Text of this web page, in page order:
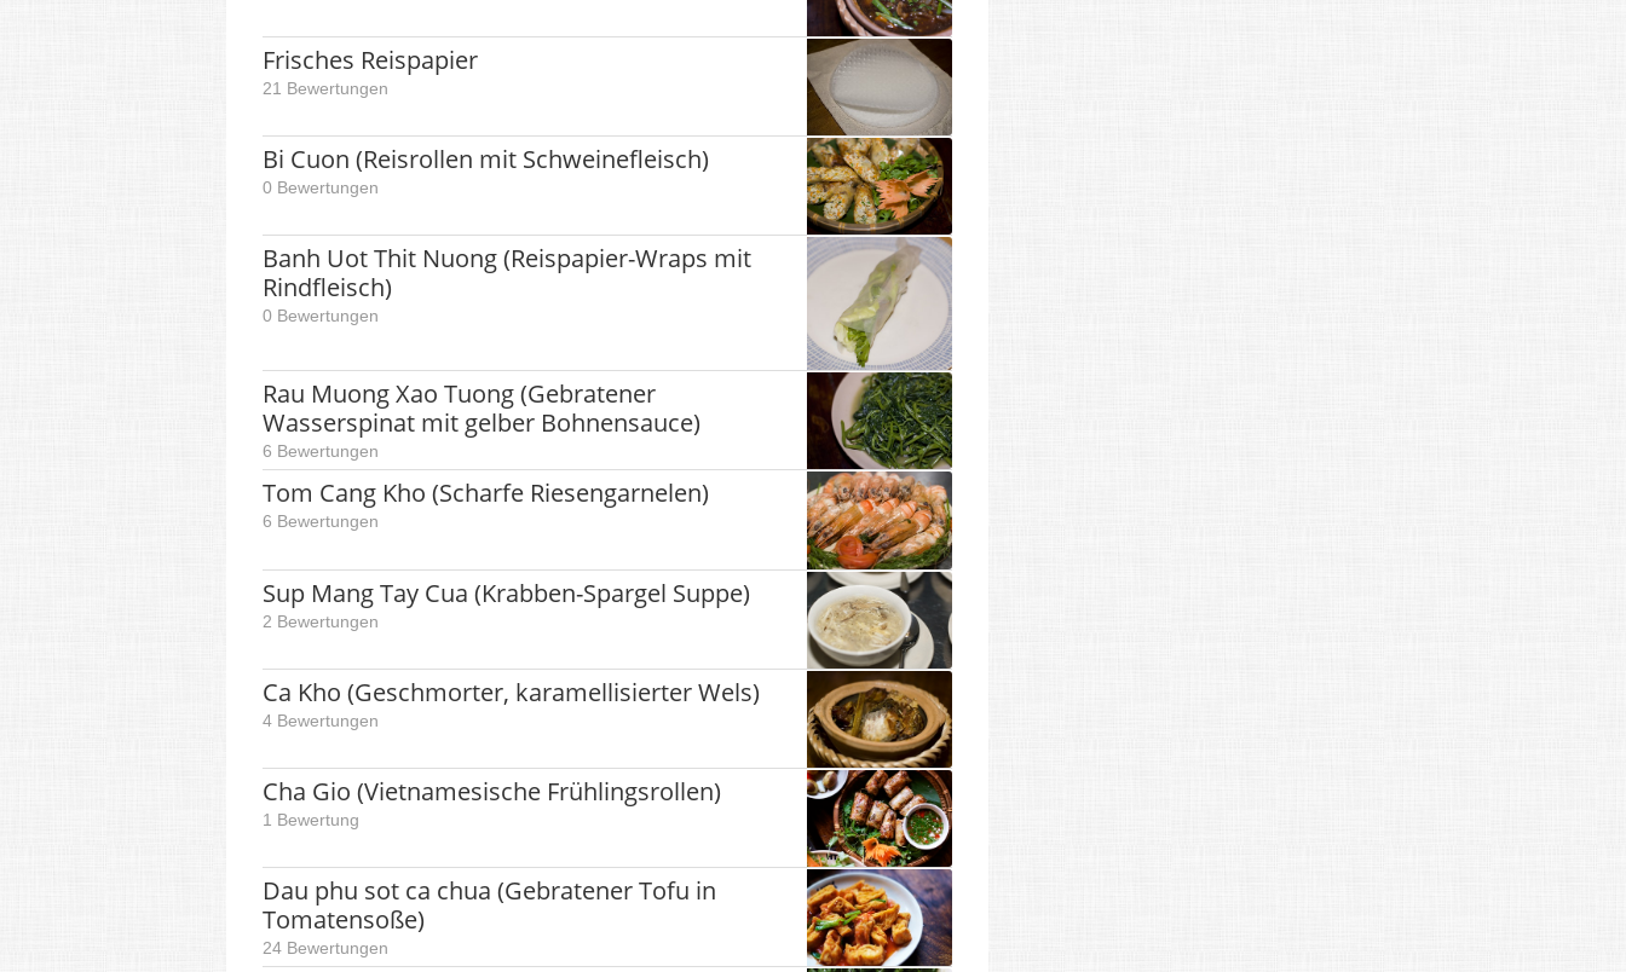
Frisches Reispapier
21 Bewertungen
Bi Cuon (Reisrollen mit Schweinefleisch)
0 Bewertungen
Banh Uot Thit Nuong (Reispapier-Wraps mit
Rindfleisch)
0 Bewertungen
Rau Muong Xao Tuong (Gebratener
Wasserspinat mit gelber Bohnensauce)
6 Bewertungen
Tom Cang Kho (Scharfe Riesengarnelen)
6 Bewertungen
Sup Mang Tay Cua (Krabben-Spargel Suppe)
2 Bewertungen
Ca Kho (Geschmorter, karamellisierter Wels)
4 Bewertungen
Cha Gio (Vietnamesische Frühlingsrollen)
1 Bewertung
Dau phu sot ca chua (Gebratener Tofu in
Tomatensoße)
24 Bewertungen